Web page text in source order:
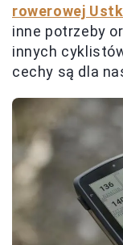
rowerowej
inne potrzeby
innych
cechy są dla